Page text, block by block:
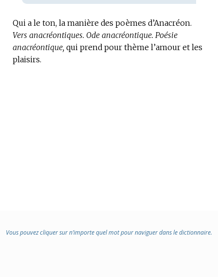
Qui a le ton, la manière des poèmes d’Anacréon.
Vers anacréontiques. Ode anacréontique. Poésie
anacréontique, qui prend pour thème l’amour et les
plaisirs.
Vous pouvez cliquer sur n’importe quel mot pour naviguer dans le dictionnaire.